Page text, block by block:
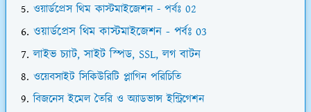
ওয়ার্ডপ্রেস থিম কাস্টমাইজেশন - পর্বঃ 02
ওয়ার্ডপ্রেস থিম কাস্টমাইজেশন - পর্বঃ 03
লাইভ চ্যাট, সাইট স্পিড, SSL, লগ বাটন
ওয়েবসাইট সিকিউরিটি প্লাগিন পরিচিতি
বিজনেস ইমেল তৈরি ও অ্যাডভান্স ইন্ট্রিগেশন